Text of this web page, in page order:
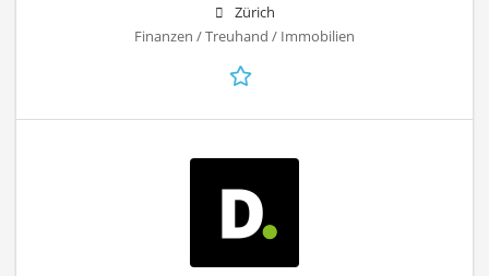
Zürich
Finanzen / Treuhand / Immobilien